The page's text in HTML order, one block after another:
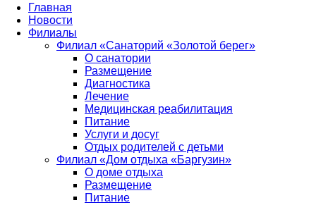
Главная
Новости
Филиалы
Филиал «Санаторий «Золотой берег»
О санатории
Размещение
Диагностика
Лечение
Медицинская реабилитация
Питание
Услуги и досуг
Отдых родителей с детьми
Филиал «Дом отдыха «Баргузин»
О доме отдыха
Размещение
Питание